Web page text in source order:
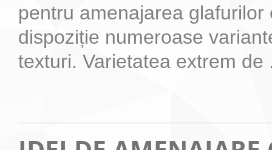
pentru amenajarea glafurilor
dispoziție numeroase
texturi. Varietatea extrem de